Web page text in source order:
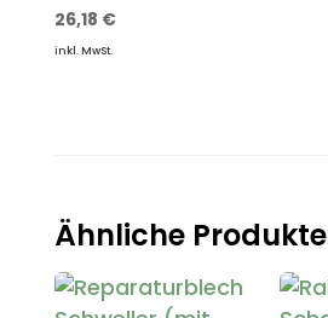
26,18 €
inkl. MwSt.
Ähnliche Produkte